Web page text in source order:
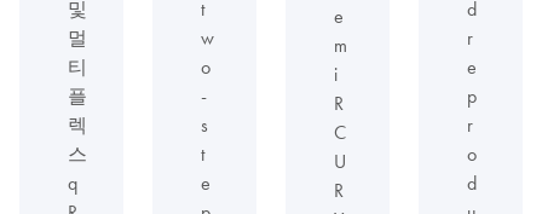
및
멀
티
플
렉
스
q
t
w
o
-
s
t
e
e
m
i
R
C
U
R
d
r
e
p
r
o
d